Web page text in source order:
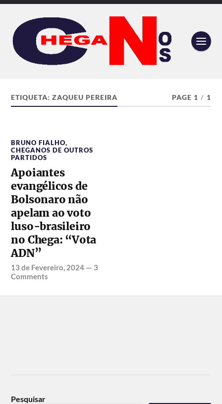
ETIQUETA:ZAQUEU PEREIRA PAGE 1 / 1
BRUNO FIALHO,
CHEGANOS DE OUTROS
PARTIDOS
Apoiantes
evangélicos de
Bolsonaro não
apelam ao voto
luso-brasileiro
no Chega: “Vota
ADN”
13 de Fevereiro, 2024 — 3
Comments
Pesquisar